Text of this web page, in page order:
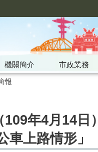
機關簡介 市政業務
報
年4月14
上路情形」